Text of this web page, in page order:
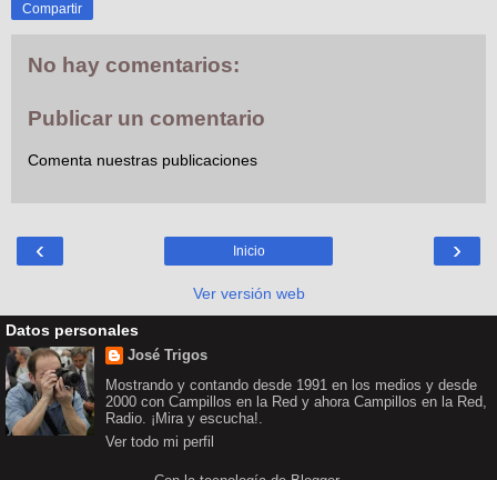
Compartir
No hay comentarios:
Publicar un comentario
Comenta nuestras publicaciones
‹ ›
Inicio
Ver versión web
Datos personales
José Trigos
Mostrando y contando desde 1991 en los medios y desde
2000 con Campillos en la Red y ahora Campillos en la Red,
Radio. ¡Mira y escucha!.
Ver todo mi perfil